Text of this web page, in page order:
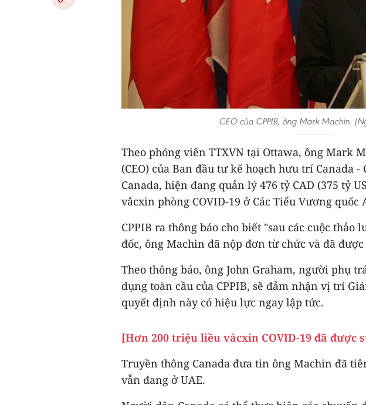
CEO của CPPIB, ông Mark Machin.
Theo phóng viên TTXVN tại Ottawa, ông Mark
(CEO) của Ban đầu tư kế hoạch hưu trí Canada
Canada, hiện đang quản lý 476 tỷ CAD (375 tỷ
vắcxin phòng COVID-19 ở Các Tiểu Vương quốc
CPPIB ra thông báo cho biết "sau các cuộc thảo
đốc, ông Machin đã nộp đơn từ chức và đã
Theo thông báo, ông John Graham, người phụ
dụng toàn cầu của CPPIB, sẽ đảm nhận vị trí
quyết định này có hiệu lực ngay lập tức.
[Hơn 200 triệu liều vắcxin COVID-19 đã được
Truyền thông Canada đưa tin ông Machin đã
vẫn đang ở UAE.